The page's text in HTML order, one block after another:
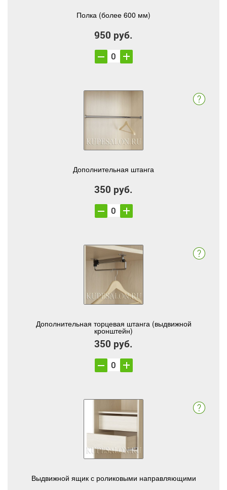
Полка (более 600 мм)
950 руб.
Дополнительная штанга
350 руб.
Дополнительная торцевая штанга (выдвижной
кронштейн)
350 руб.
Выдвижной ящик с роликовыми направляющими